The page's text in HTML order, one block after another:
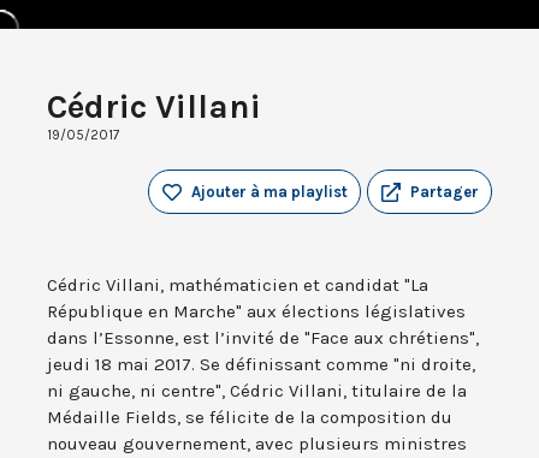
Cédric Villani
19/05/2017
Partager
Ajouter à ma playlist
Cédric Villani, mathématicien et candidat "La
République en Marche" aux élections législatives
dans l’Essonne, est l’invité de "Face aux chrétiens",
jeudi 18 mai 2017. Se définissant comme "ni droite,
ni gauche, ni centre", Cédric Villani, titulaire de la
Médaille Fields, se félicite de la composition du
nouveau gouvernement, avec plusieurs ministres